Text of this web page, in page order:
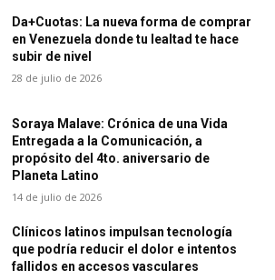
Da+Cuotas: La nueva forma de comprar
en Venezuela donde tu lealtad te hace
subir de nivel
28 de julio de 2026
Soraya Malave: Crónica de una Vida
Entregada a la Comunicación, a
propósito del 4to. aniversario de
Planeta Latino
14 de julio de 2026
Clínicos latinos impulsan tecnología
que podría reducir el dolor e intentos
fallidos en accesos vasculares